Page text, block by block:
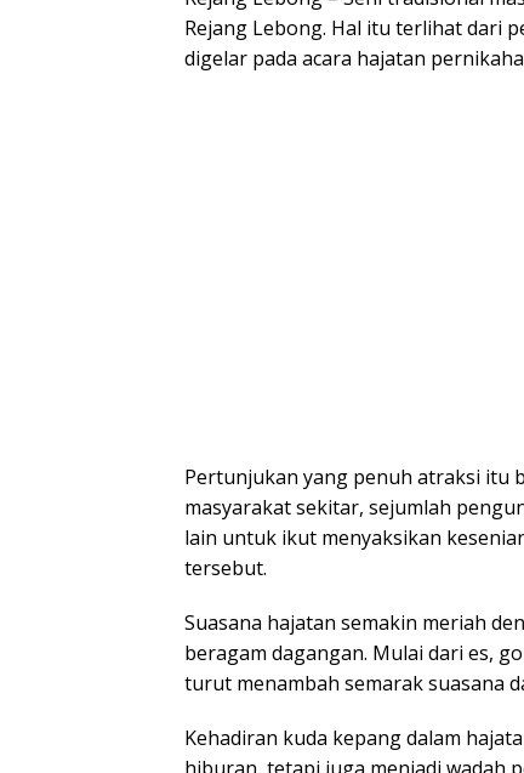
Rejang Lebong. Hal itu terlihat dari
digelar pada acara hajatan
Pertunjukan yang penuh atraksi itu
masyarakat sekitar, sejumlah
lain untuk ikut menyaksikan
tersebut.
Suasana hajatan semakin meriah
beragam dagangan. Mulai dari es,
turut menambah semarak suasana
Kehadiran kuda kepang dalam